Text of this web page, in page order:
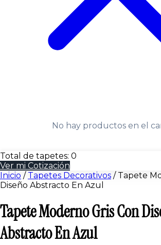
No hay productos en el
Total de tapetes: 0
Ver mi Cotización
Inicio / Tapetes Decorativos / Tapete
Diseño Abstracto En Azul
Tapete Moderno Gris Con
Abstracto En Azul